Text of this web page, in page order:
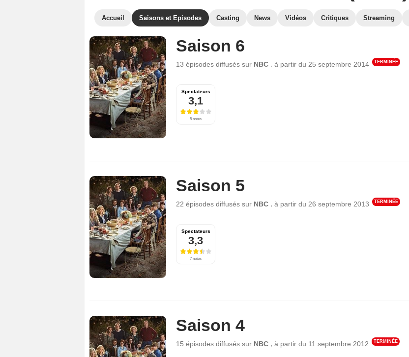
Accueil Saisons et Episodes Casting News Vidéos Critiques Streaming
Saison 6
13 épisodes diffusés sur NBC à partir du 25 septembre 2014 TERMINÉE
Spectateurs
3,1
5 notes
Saison 5
22 épisodes diffusés sur NBC à partir du 26 septembre 2013 TERMINÉE
Spectateurs
3,3
7 notes
Saison 4
15 épisodes diffusés sur NBC à partir du 11 septembre 2012 TERMINÉE